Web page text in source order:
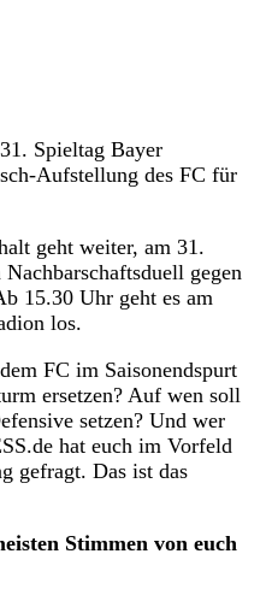
Spieltag Bayer
Aufstellung des FC für
geht weiter, am 31.
gegen
15.30 Uhr geht es am
los.
FC im Saisonendspurt
ersetzen? Auf wen soll
setzen? Und wer
hat euch im Vorfeld
gefragt. Das ist das
Stimmen von euch